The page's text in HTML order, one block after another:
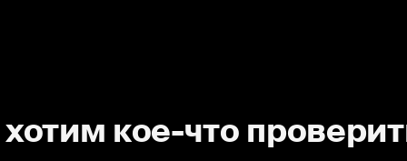
кое-что